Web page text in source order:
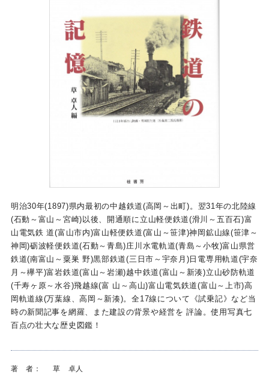
明治30年(1897)県内最初の中越鉄道(高岡～出町)。翌31年の北陸線
(石動～富山～宮崎)以後、開通順に立山軽便鉄道(滑川～五百石)富
山電気鉄 道(富山市内)富山軽便鉄道(富山～笹津)神岡鉱山線(笹津～
神岡)砺波軽便鉄道(石動～青島)庄川水電軌道(青島～小牧)富山県営
鉄道(南富山～粟巣 野)黒部鉄道(三日市～宇奈月)日電専用軌道(宇奈
月～欅平)富岩鉄道(富山～岩瀬)越中鉄道(富山～新湊)立山砂防軌道
(千寿ヶ原～水谷)飛越線(富 山～高山)富山電気鉄道(富山～上市)高
岡軌道線(万葉線、高岡～新湊)。全17線について《試乗記》など当
時の新聞記事を網羅、また建設の背景や経営を 評論。使用写真七
百点の壮大な歴史図鑑！
著 者：
草 卓人